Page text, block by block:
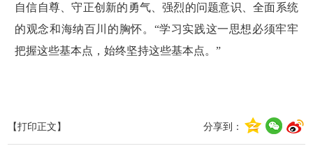
自信自尊、守正创新的勇气、强烈的问题意识、全面系统
的观念和海纳百川的胸怀。“学习实践这一思想必须牢牢
把握这些基本点，始终坚持这些基本点。”
【打印正文】 分享到：